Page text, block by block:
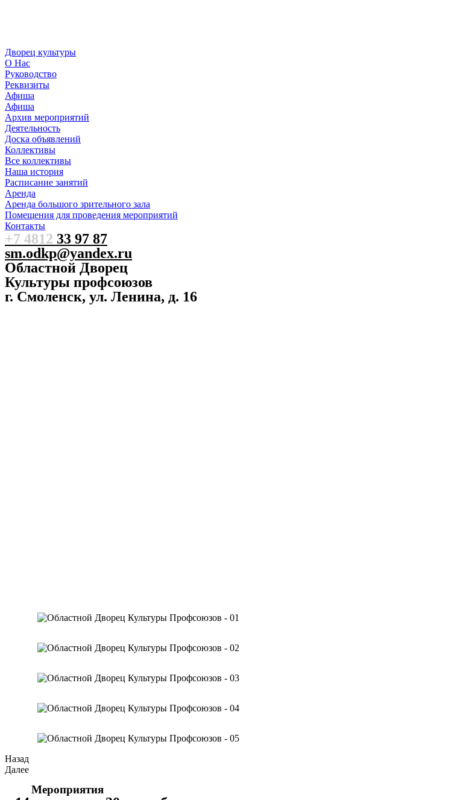
Дворец культуры
О Нас
Руководство
Реквизиты
Афиша
Афиша
Архив мероприятий
Деятельность
Доска объявлений
Коллективы
Все коллективы
Наша история
Расписание занятий
Аренда
Аренда большого зрительного зала
Помещения для проведения мероприятий
Контакты
+7 4812 33 97 87
sm.odkp@yandex.ru
Областной Дворец
Культуры профсоюзов
г. Смоленск, ул. Ленина, д. 16
Назад
Далее
Мероприятия